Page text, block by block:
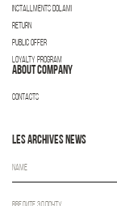
INSTALLMENTS DOLAMI
RETURN
PUBLIC OFFER
LOYALTY PROGRAM
ABOUT COMPANY
CONTACTS
LES ARCHIVES NEWS